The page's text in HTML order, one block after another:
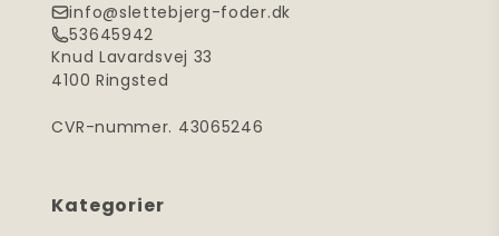
info@slettebjerg-foder.dk
53645942
Knud Lavardsvej 33
4100 Ringsted
CVR-nummer. 43065246
Kategorier